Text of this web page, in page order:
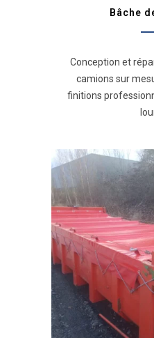
Bâche
Conception et
camions sur
finitions